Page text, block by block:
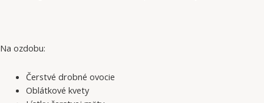
Na ozdobu:
Čerstvé drobné ovocie
Oblátkové kvety